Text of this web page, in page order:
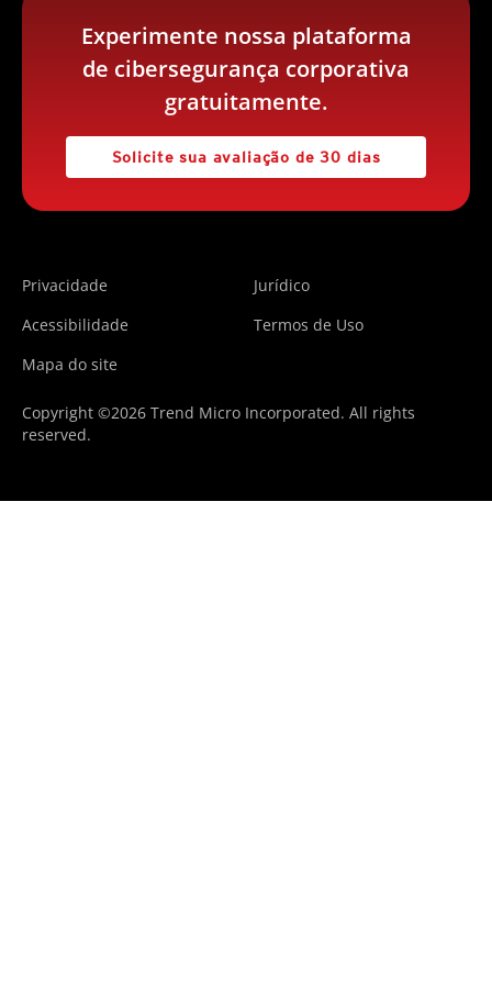
Experimente nossa plataforma
de cibersegurança corporativa
gratuitamente.
Solicite sua avaliação de 30 dias
Privacidade
Jurídico
Acessibilidade
Termos de Uso
Mapa do site
Copyright ©2026 Trend Micro Incorporated. All rights
reserved.